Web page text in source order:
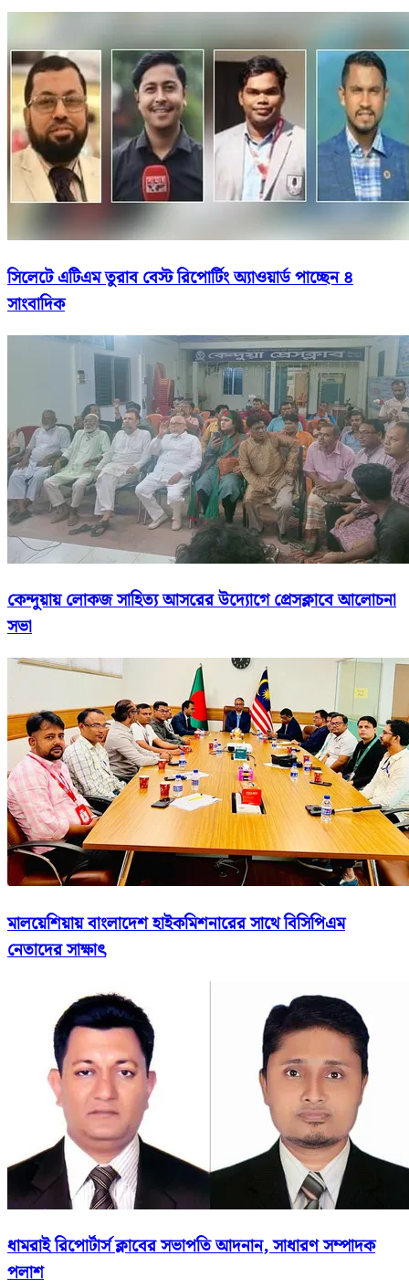
সিলেটে এটিএম তুরাব বেস্ট রিপোর্টিং অ্যাওয়ার্ড পাচ্ছেন ৪
সাংবাদিক
কেন্দুয়ায় লোকজ সাহিত্য আসরের উদ্যোগে প্রেসক্লাবে আলোচনা
সভা
মালয়েশিয়ায় বাংলাদেশ হাইকমিশনারের সাথে বিসিপিএম
নেতাদের সাক্ষাৎ
ধামরাই রিপোর্টার্স ক্লাবের সভাপতি আদনান, সাধারণ সম্পাদক
পলাশ